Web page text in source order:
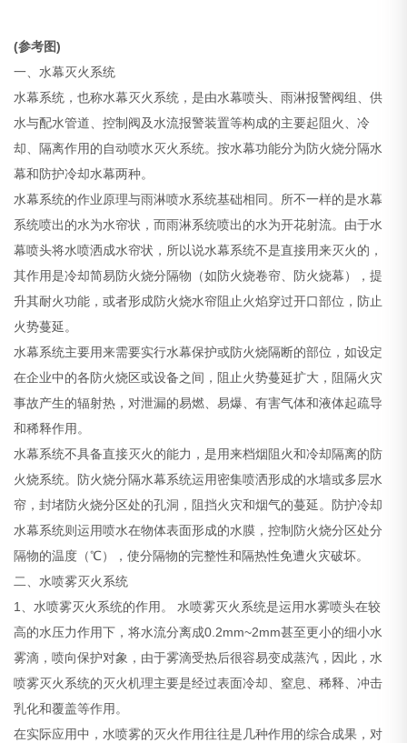
(参考图)
一、水幕灭火系统
水幕系统，也称水幕灭火系统，是由水幕喷头、雨淋报警阀组、供
水与配水管道、控制阀及水流报警装置等构成的主要起阻火、冷
却、隔离作用的自动喷水灭火系统。按水幕功能分为防火烧分隔水
幕和防护冷却水幕两种。
水幕系统的作业原理与雨淋喷水系统基础相同。所不一样的是水幕
系统喷出的水为水帘状，而雨淋系统喷出的水为开花射流。由于水
幕喷头将水喷洒成水帘状，所以说水幕系统不是直接用来灭火的，
其作用是冷却简易防火烧分隔物（如防火烧卷帘、防火烧幕），提
升其耐火功能，或者形成防火烧水帘阻止火焰穿过开口部位，防止
火势蔓延。
水幕系统主要用来需要实行水幕保护或防火烧隔断的部位，如设定
在企业中的各防火烧区或设备之间，阻止火势蔓延扩大，阻隔火灾
事故产生的辐射热，对泄漏的易燃、易爆、有害气体和液体起疏导
和稀释作用。
水幕系统不具备直接灭火的能力，是用来档烟阻火和冷却隔离的防
火烧系统。防火烧分隔水幕系统运用密集喷洒形成的水墙或多层水
帘，封堵防火烧分区处的孔洞，阻挡火灾和烟气的蔓延。防护冷却
水幕系统则运用喷水在物体表面形成的水膜，控制防火烧分区处分
隔物的温度（℃），使分隔物的完整性和隔热性免遭火灾破坏。
二、水喷雾灭火系统
1、水喷雾灭火系统的作用。水喷雾灭火系统是运用水雾喷头在较
高的水压力作用下，将水流分离成0.2mm~2mm甚至更小的细小水
雾滴，喷向保护对象，由于雾滴受热后很容易变成蒸汽，因此，水
喷雾灭火系统的灭火机理主要是经过表面冷却、窒息、稀释、冲击
乳化和覆盖等作用。
在实际应用中，水喷雾的灭火作用往往是几种作用的综合成果，对